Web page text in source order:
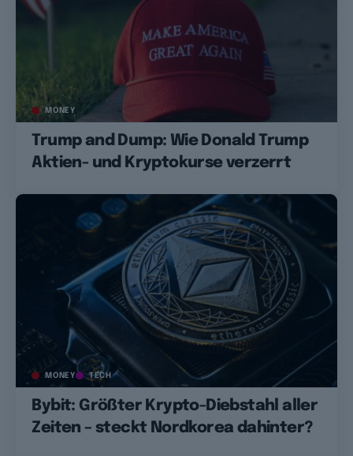
MONEY
Trump and Dump: Wie Donald Trump
Aktien- und Kryptokurse verzerrt
MONEY TECH
Bybit: Größter Krypto-Diebstahl aller
Zeiten – steckt Nordkorea dahinter?